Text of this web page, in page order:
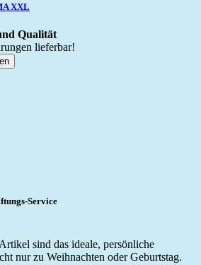
XXL
Qualität
lieferbar!
Service
sind das ideale, persönliche
nur zu Weihnachten oder Geburtstag.